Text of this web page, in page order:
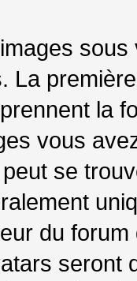
La
la
vous
se
du
seront